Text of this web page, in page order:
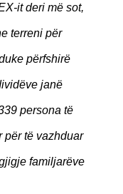
it deri më sot,
terreni për
përfshirë
janë
persona të
për të vazhduar
familjarëve